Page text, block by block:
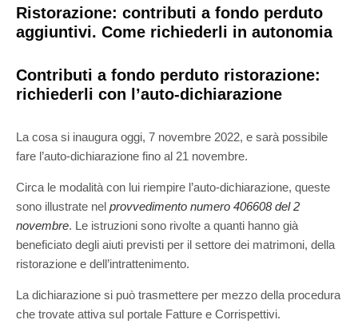
Ristorazione: contributi a fondo perduto
aggiuntivi. Come richiederli in autonomia
Contributi a fondo perduto ristorazione:
richiederli con l’auto-dichiarazione
La cosa si inaugura oggi, 7 novembre 2022, e sarà possibile
fare l’auto-dichiarazione fino al 21 novembre.
Circa le modalità con lui riempire l’auto-dichiarazione, queste
sono illustrate nel provvedimento numero 406608 del 2
novembre. Le istruzioni sono rivolte a quanti hanno già
beneficiato degli aiuti previsti per il settore dei matrimoni, della
ristorazione e dell’intrattenimento.
La dichiarazione si può trasmettere per mezzo della procedura
che trovate attiva sul portale Fatture e Corrispettivi.